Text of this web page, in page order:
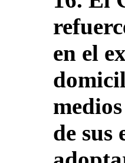
en el
de sus